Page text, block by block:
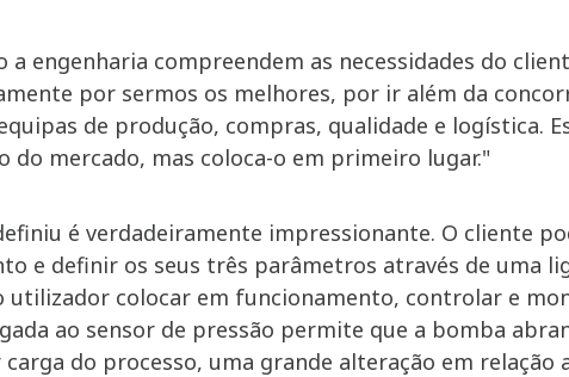
engenharia compreendem as necessidades do
por sermos os melhores, por ir além da
de produção, compras, qualidade e logística.
mercado, mas coloca-o em primeiro lugar."
é verdadeiramente impressionante. O cliente
e definir os seus três parâmetros através de uma
utilizador colocar em funcionamento, controlar e
ao sensor de pressão permite que a bomba
do processo, uma grande alteração em relação